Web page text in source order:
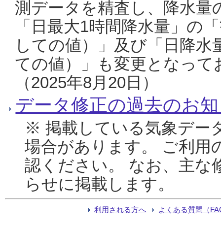
測データを精査し、降水
「日最大1時間降水量」の
しての値）」及び「日降
ての値）」も変更となっ
（2025年8月20日）
データ修正の過去のお
※ 掲載している気象デー
場合があります。 ご利用
認ください。 なお、主な
らせに掲載します。
利用される方へ よくある質問（